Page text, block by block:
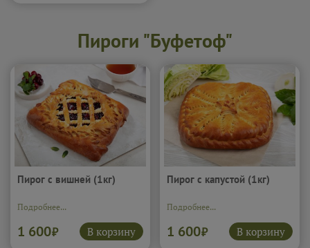
Пироги "Буфетоф"
Пирог с вишней (1кг)
Подробнее...
1 600₽ В корзину
Пирог с капустой (1кг)
Подробнее...
1 600₽ В корзину